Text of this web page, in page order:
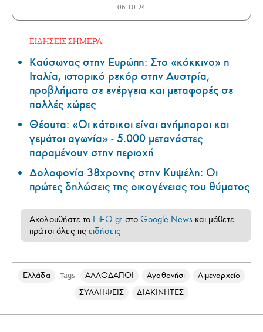
06.10.24
ΕΙΔΗΣΕΙΣ ΣΗΜΕΡΑ:
Καύσωνας στην Ευρώπη: Στο «κόκκινο» η
Ιταλία, ιστορικό ρεκόρ στην Αυστρία,
προβλήματα σε ενέργεια και μεταφορές σε
πολλές χώρες
Θέουτα: «Οι κάτοικοι είναι ανήμποροι και
γεμάτοι αγωνία» - 5.000 μετανάστες
παραμένουν στην περιοχή
Δολοφονία 38χρονης στην Κυψέλη: Οι
πρώτες δηλώσεις της οικογένειας του θύματος
Ακολουθήστε το LiFO.gr στοGoogle News και μάθετε
πρώτοι όλες τις ειδήσεις
Ελλάδα Tags ΑΛΛΟΔΑΠΟΙ Αγαθονήσι
Λιμεναρχείο
ΣΥΛΛΗΨΕΙΣ
ΔΙΑΚΙΝΗΤΕΣ